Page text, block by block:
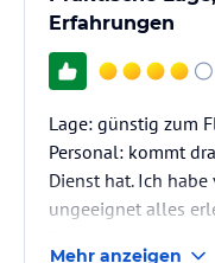
Erfahrungen
Lage: günstig zum
Personal: kommt
Dienst hat. Ich
ungeeignet alles
Mehr anzeigen